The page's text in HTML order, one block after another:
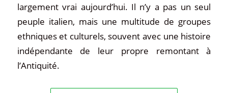
largement vrai aujourd’hui. Il n’y a pas un seul
peuple italien, mais une multitude de groupes
ethniques et culturels, souvent avec une histoire
indépendante de leur propre remontant à
l’Antiquité.